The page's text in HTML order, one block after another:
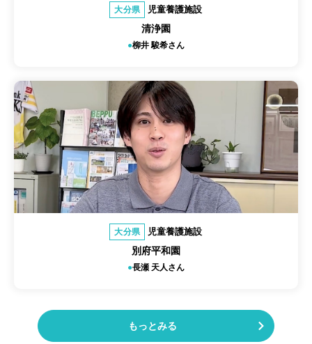
大分県 児童養護施設
清浄園
柳井 駿希さん
大分県 児童養護施設
別府平和園
長瀬 天人さん
もっとみる